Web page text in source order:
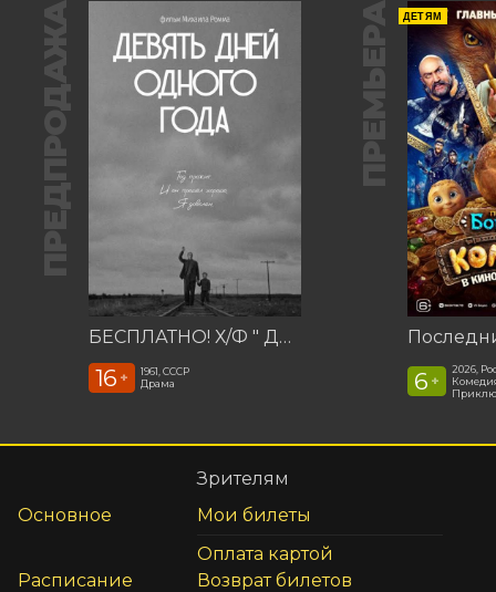
ПРЕДПРОДАЖА
БЕСПЛАТНО! Х/Ф " Девять дней одного года"
16 +
1961, СССР
Драма
ПРЕМЬЕРА ДЕТЯМ
6 +
2026,
Основное
Расписание
Зрителям
Мои билеты
Оплата картой
Возврат билетов